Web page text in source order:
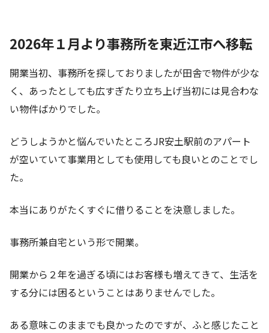
2026年１月より事務所を東近江市へ移転
開業当初、事務所を探しておりましたが田舎で物件が少な
く、あったとしても広すぎたり立ち上げ当初には見合わな
い物件ばかりでした。
どうしようかと悩んでいたところJR安土駅前のアパート
が空いていて事業用としても使用しても良いとのことでし
た。
本当にありがたくすぐに借りることを決意しました。
事務所兼自宅という形で開業。
開業から２年を過ぎる頃にはお客様も増えてきて、生活を
する分には困るということはありませんでした。
ある意味このままでも良かったのですが、ふと感じたこと